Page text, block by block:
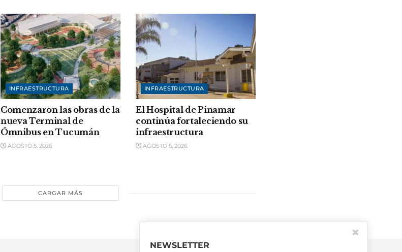
INFRAESTRUCTURA
Comenzaron las obras de la
nueva Terminal de
Ómnibus en Tucumán
AGOSTO 5, 2026
INFRAESTRUCTURA
El Hospital de Pinamar
continúa fortaleciendo su
infraestructura
AGOSTO 5, 2026
CARGAR MÁS
NEWSLETTER
✖